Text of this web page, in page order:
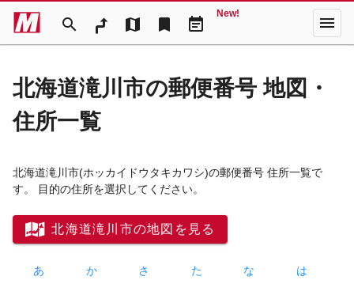
search map bookmark event_note
New! menu
北海道滝川市の郵便番号 地図・
住所一覧
北海道滝川市(ホッカイドウタキカワシ)の郵便番号 住所一覧で
す。 目的の住所を選択してください。
北海道滝川市の地図を見る
あ か さ た な は